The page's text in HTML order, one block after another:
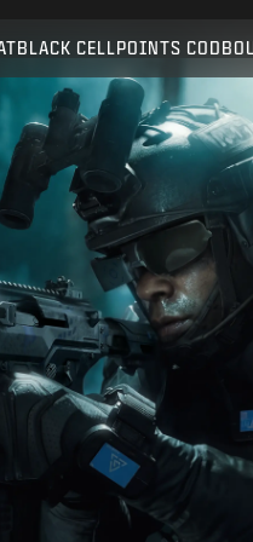
BLACK CELL POINTS COD
Activision peut mettre à
ce contenu en jeu à tout